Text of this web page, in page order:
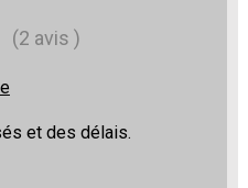
(2 avis )
et des délais.